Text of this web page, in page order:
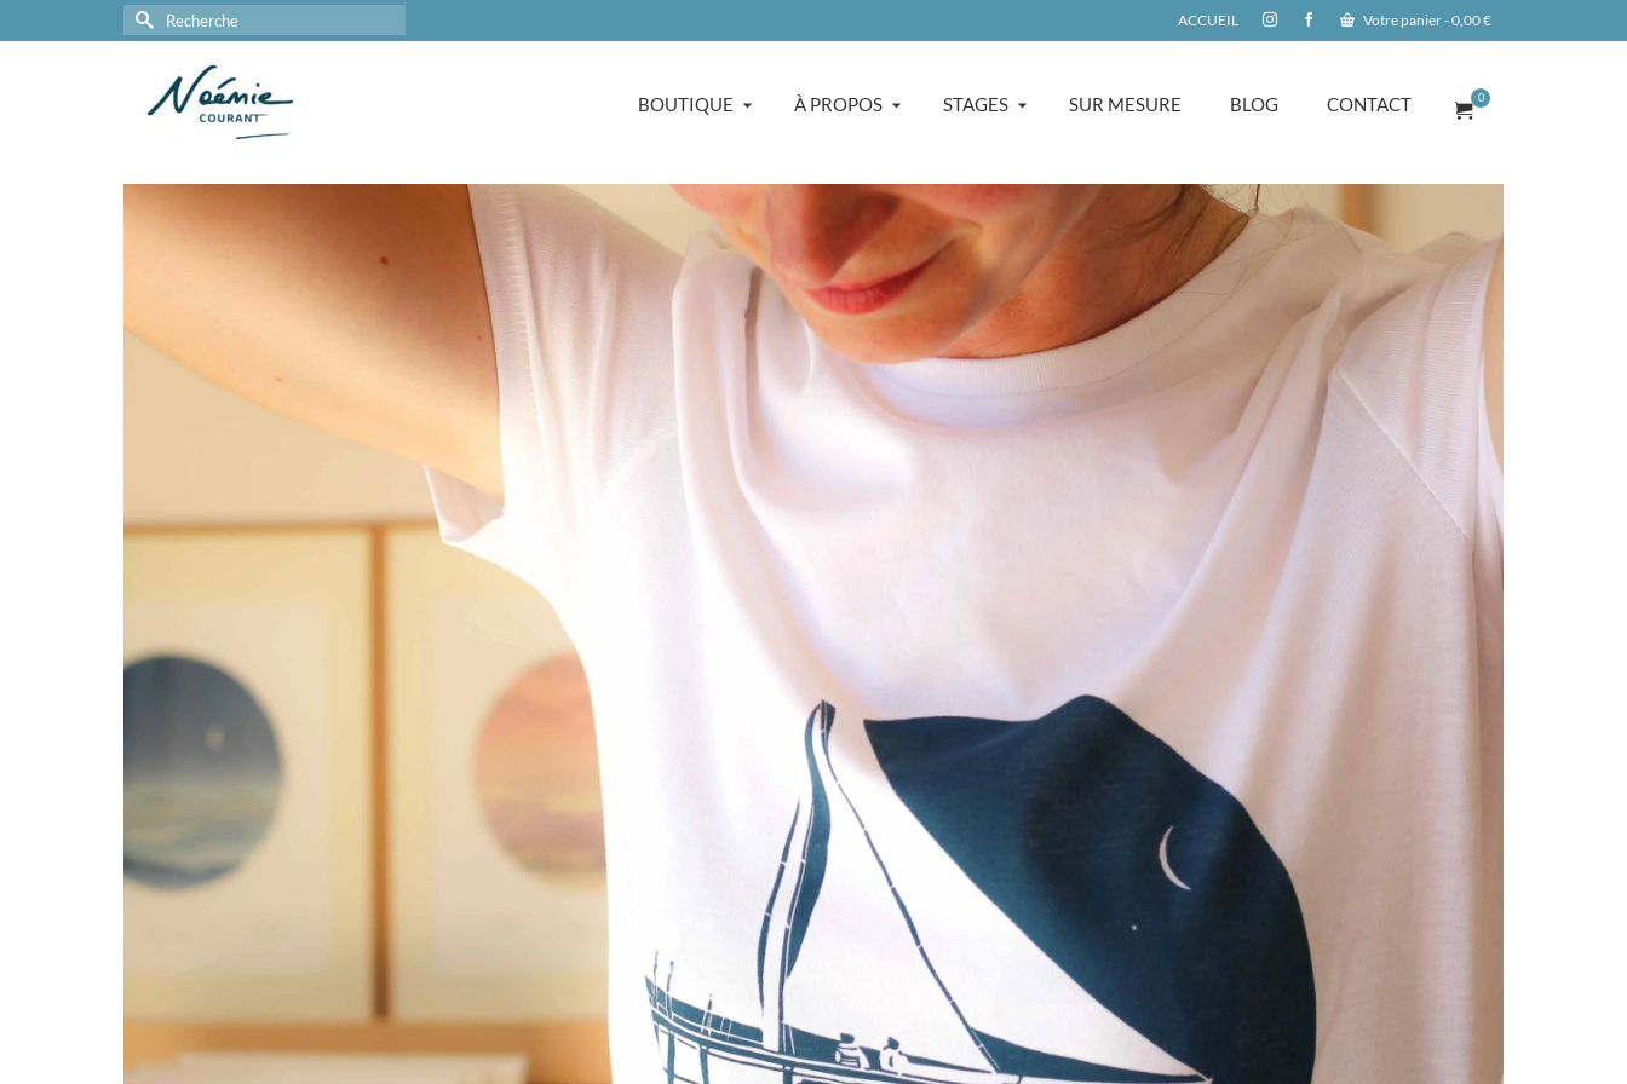
ACCUEIL Votre panier-0,00€
Rechercher :
BOUTIQUE À PROPOS STAGES SUR MESURE BLOG CONTACT 0